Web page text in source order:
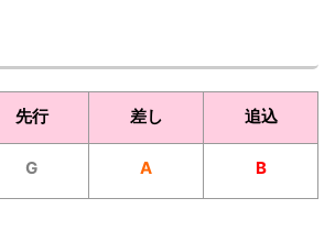
先行 差し 追込
G A B